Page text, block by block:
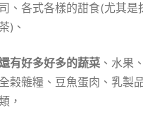
司、各式各樣的甜食(尤其是
茶)、
有好多好多的蔬菜、水果、
全榖雜糧、豆魚蛋肉、乳製
，